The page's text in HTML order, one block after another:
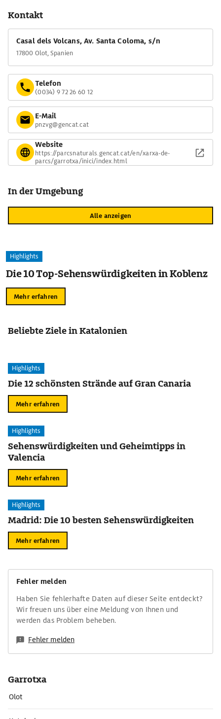
Kontakt
Casal dels Volcans, Av. Santa Coloma, s/n
17800 Olot, Spanien
Telefon
(0034) 9 72 26 60 12
E-Mail
pnzvg@gencat.cat
Website
https://parcsnaturals.gencat.cat/en/xarxa-de-
parcs/garrotxa/inici/index.html
In der Umgebung
Alle anzeigen
Highlights
Die 10 Top-Sehenswürdigkeiten in Koblenz
Mehr erfahren
Beliebte Ziele in Katalonien
Highlights
Die 12 schönsten Strände auf Gran Canaria
Mehr erfahren
Highlights
Sehenswürdigkeiten und Geheimtipps in
Valencia
Mehr erfahren
Highlights
Madrid: Die 10 besten Sehenswürdigkeiten
Mehr erfahren
Fehler melden
Haben Sie fehlerhafte Daten auf dieser Seite entdeckt?
Wir freuen uns über eine Meldung von Ihnen und
werden das Problem beheben.
Fehler melden
Garrotxa
Olot